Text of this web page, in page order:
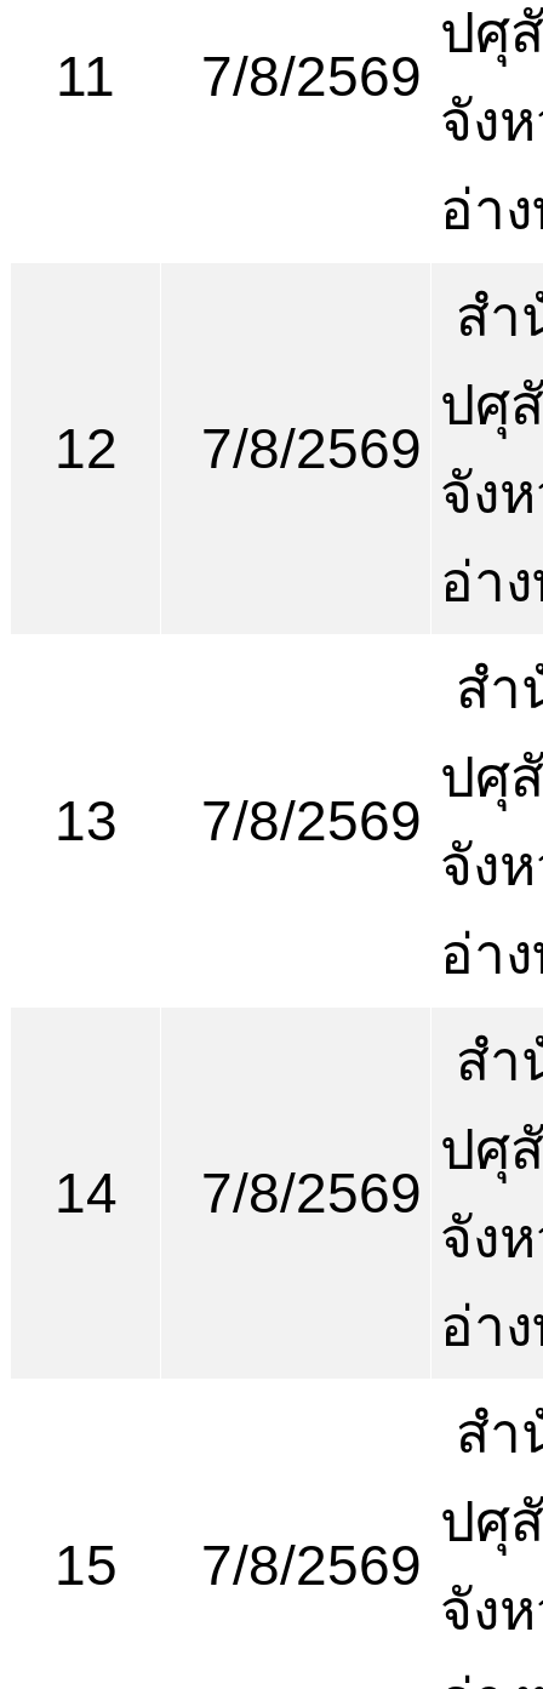
11 7/8/2569
ปศุ
จัง
อ่า
12 7/8/2569
สำ
ปศุ
จัง
อ่า
13 7/8/2569
สำ
ปศุ
จัง
อ่า
14 7/8/2569
สำ
ปศุ
จัง
อ่า
15 7/8/2569
สำ
ปศุ
จัง